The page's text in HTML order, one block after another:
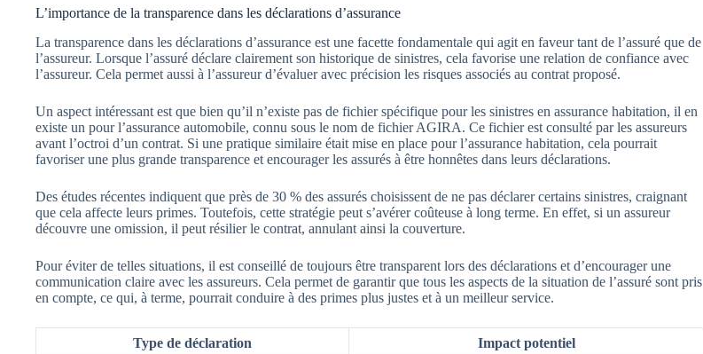
L’importance de la transparence dans les déclarations d’assurance
La transparence dans les déclarations d’assurance est une facette fondamentale qui agit en faveur tant de l’assuré que de
l’assureur. Lorsque l’assuré déclare clairement son historique de sinistres, cela favorise une relation de confiance avec
l’assureur. Cela permet aussi à l’assureur d’évaluer avec précision les risques associés au contrat proposé.
Un aspect intéressant est que bien qu’il n’existe pas de fichier spécifique pour les sinistres en assurance habitation, il en
existe un pour l’assurance automobile, connu sous le nom de fichier AGIRA. Ce fichier est consulté par les assureurs
avant l’octroi d’un contrat. Si une pratique similaire était mise en place pour l’assurance habitation, cela pourrait
favoriser une plus grande transparence et encourager les assurés à être honnêtes dans leurs déclarations.
Des études récentes indiquent que près de 30 % des assurés choisissent de ne pas déclarer certains sinistres, craignant
que cela affecte leurs primes. Toutefois, cette stratégie peut s’avérer coûteuse à long terme. En effet, si un assureur
découvre une omission, il peut résilier le contrat, annulant ainsi la couverture.
Pour éviter de telles situations, il est conseillé de toujours être transparent lors des déclarations et d’encourager une
communication claire avec les assureurs. Cela permet de garantir que tous les aspects de la situation de l’assuré sont pris
en compte, ce qui, à terme, pourrait conduire à des primes plus justes et à un meilleur service.
Type de déclaration Impact potentiel